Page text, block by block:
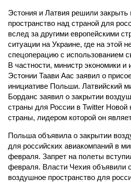
Эстония и Латвия решили закрыть
пространство над страной для
вслед за другими европейскими
ситуации на Украине, где на этой
спецоперацию с использованием
В частности, министр экономики и
Эстонии Таави Аас заявил о
инициативе Польши. Латвийский
Борданс заявил о закрытии
страны для России в Twitter Новой
страны, лидером которой он
Польша объявила о закрытии
для российских авиакомпаний в
февраля. Запрет на полеты
февраля. Власти Чехия объявили
воздушное пространство для